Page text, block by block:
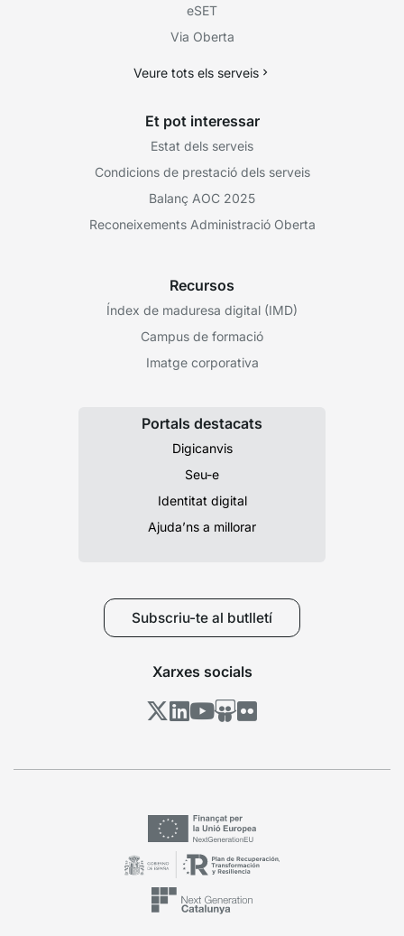
eSET
Via Oberta
Veure tots els serveis
Et pot interessar
Estat dels serveis
Condicions de prestació dels serveis
Balanç AOC 2025
Reconeixements Administració Oberta
Recursos
Índex de maduresa digital (IMD)
Campus de formació
Imatge corporativa
Portals destacats
Digicanvis
Seu-e
Identitat digital
Ajuda’ns a millorar
Subscriu-te al butlletí
Xarxes socials